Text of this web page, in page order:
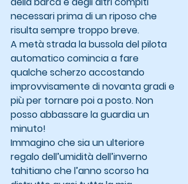
necessari prima di un riposo che
risulta sempre troppo breve.
A metà strada la bussola del pilota
automatico comincia a fare
qualche scherzo accostando
improvvisamente di novanta gradi e
più per tornare poi a posto. Non
posso abbassare la guardia un
minuto!
Immagino che sia un ulteriore
regalo dell’umidità dell’inverno
tahitiano che l’anno scorso ha